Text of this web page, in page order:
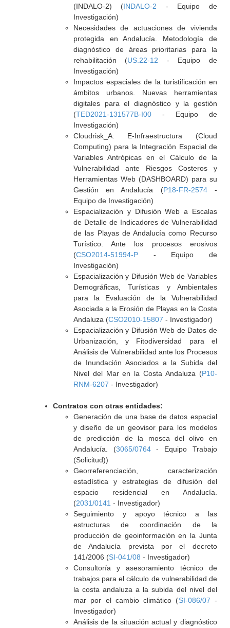
(INDALO-2) (INDALO-2 - Equipo de
Investigación)
Necesidades de actuaciones de vivienda
protegida en Andalucía. Metodología de
diagnóstico de áreas prioritarias para la
rehabilitación (US.22-12 - Equipo de
Investigación)
Impactos espaciales de la turistificación en
ámbitos urbanos. Nuevas herramientas
digitales para el diagnóstico y la gestión
(TED2021-131577B-I00- Equipo de
Investigación)
Cloudrisk_A: E-Infraestructura (Cloud
Computing) para la Integración Espacial de
Variables Antrópicas en el Cálculo de la
Vulnerabilidad ante Riesgos Costeros y
Herramientas Web (DASHBOARD) para su
Gestión en Andalucía (P18-FR-2574-
Equipo de Investigación)
Espacialización y Difusión Web a Escalas
de Detalle de Indicadores de Vulnerabilidad
de las Playas de Andalucía como Recurso
Turístico. Ante los procesos erosivos
(CSO2014-51994-P- Equipo de
Investigación)
Espacialización y Difusión Web de Variables
Demográficas, Turísticas y Ambientales
para la Evaluación de la Vulnerabilidad
Asociada a la Erosión de Playas en la Costa
Andaluza (CSO2010-15807 - Investigador)
Espacialización y Difusión Web de Datos de
Urbanización, y Fitodiversidad para el
Análisis de Vulnerabilidad ante los Procesos
de Inundación Asociados a la Subida del
Nivel del Mar en la Costa Andaluza (P10-
RNM-6207 - Investigador)
Contratos con otras entidades:
Generación de una base de datos espacial
y diseño de un geovisor para los modelos
de predicción de la mosca del olivo en
Andalucía. (3065/0764- Equipo Trabajo
(Solicitud))
Georreferenciación, caracterización
estadística y estrategias de difusión del
espacio residencial en Andalucía.
(2031/0141 - Investigador)
Seguimiento y apoyo técnico a las
estructuras de coordinación de la
producción de geoinformación en la Junta
de Andalucía prevista por el decreto
141/2006 (SI-041/08 - Investigador)
Consultoría y asesoramiento técnico de
trabajos para el cálculo de vulnerabilidad de
la costa andaluza a la subida del nivel del
mar por el cambio climático (SI-086/07 -
Investigador)
Análisis de la situación actual y diagnóstico